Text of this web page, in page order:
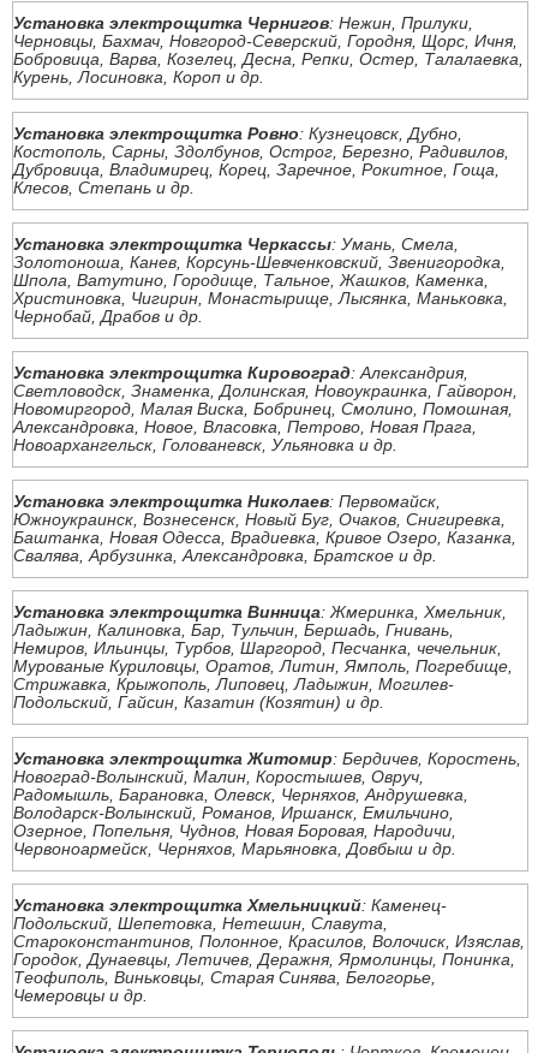
Установка электрощитка Чернигов: Нежин, Прилуки,
Черновцы, Бахмач, Новгород-Северский, Городня, Щорс, Ичня,
Бобровица, Варва, Козелец, Десна, Репки, Остер, Талалаевка,
Курень, Лосиновка, Короп и др.
Установка электрощитка Ровно: Кузнецовск, Дубно,
Костополь, Сарны, Здолбунов, Острог, Березно, Радивилов,
Дубровица, Владимирец, Корец, Заречное, Рокитное, Гоща,
Клесов, Степань и др.
Установка электрощитка Черкассы: Умань, Смела,
Золотоноша, Канев, Корсунь-Шевченковский, Звенигородка,
Шпола, Ватутино, Городище, Тальное, Жашков, Каменка,
Христиновка, Чигирин, Монастырище, Лысянка, Маньковка,
Чернобай, Драбов и др.
Установка электрощитка Кировоград: Александрия,
Светловодск, Знаменка, Долинская, Новоукраинка, Гайворон,
Новомиргород, Малая Виска, Бобринец, Смолино, Помошная,
Александровка, Новое, Власовка, Петрово, Новая Прага,
Новоархангельск, Голованевск, Ульяновка и др.
Установка электрощитка Николаев: Первомайск,
Южноукраинск, Вознесенск, Новый Буг, Очаков, Снигиревка,
Баштанка, Новая Одесса, Врадиевка, Кривое Озеро, Казанка,
Свалява, Арбузинка, Александровка, Братское и др.
Установка электрощитка Винница: Жмеринка, Хмельник,
Ладыжин, Калиновка, Бар, Тульчин, Бершадь, Гнивань,
Немиров, Ильинцы, Турбов, Шаргород, Песчанка, чечельник,
Мурованые Куриловцы, Оратов, Литин, Ямполь, Погребище,
Стрижавка, Крыжополь, Липовец, Ладыжин, Могилев-
Подольский, Гайсин, Казатин (Козятин) и др.
Установка электрощитка Житомир: Бердичев, Коростень,
Новоград-Волынский, Малин, Коростышев, Овруч,
Радомышль, Барановка, Олевск, Черняхов, Андрушевка,
Володарск-Волынский, Романов, Иршанск, Емильчино,
Озерное, Попельня, Чуднов, Новая Боровая, Народичи,
Червоноармейск, Черняхов, Марьяновка, Довбыш и др.
Установка электрощитка Хмельницкий: Каменец-
Подольский, Шепетовка, Нетешин, Славута,
Староконстантинов, Полонное, Красилов, Волочиск, Изяслав,
Городок, Дунаевцы, Летичев, Деражня, Ярмолинцы, Понинка,
Теофиполь, Виньковцы, Старая Синява, Белогорье,
Чемеровцы и др.